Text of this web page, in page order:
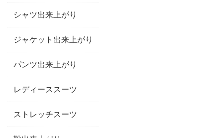
シャツ出来上がり
ジャケット出来上がり
パンツ出来上がり
レディーススーツ
ストレッチスーツ